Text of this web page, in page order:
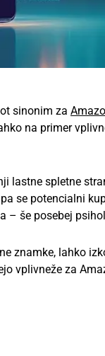
sinonim za
na primer
lastne spletne
se potencialni
– še posebej
znamke, lahko
vplivneže za